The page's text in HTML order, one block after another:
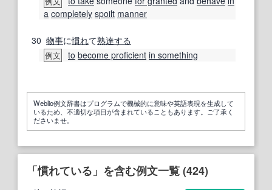
a completely spoilt manner
30 物事に慣れて熟達する
例文 to become proficient in something
Weblio例文辞書はプログラムで機械的に意味や英語表現を生成して
いるため、不適切な項目が含まれていることもあります。ご了承く
ださいませ。
「慣れている」を含む例文一覧 (424)